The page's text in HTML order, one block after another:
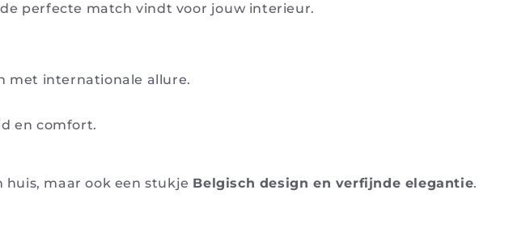
perfecte match vindt voor jouw interieur.
met internationale allure.
en comfort.
maar ook een stukje Belgisch design en verfijnde elegantie.